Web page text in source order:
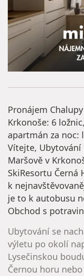
Pronájem
Krkonoše: 6
apartmán za noc:
Vítejte, Ubytování
Maršově v
SkiResortu
k
je to k autobusu
Obchod s
Ubytování se
výletu po okolí
Lysečinskou
Černou horu